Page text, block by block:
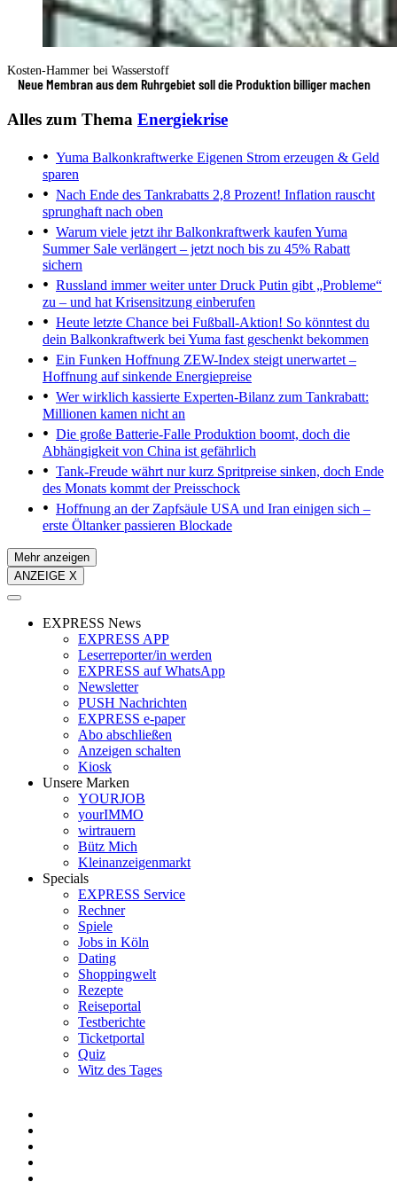
Kosten-Hammer bei Wasserstoff
Neue Membran aus dem Ruhrgebiet soll die Produktion billiger machen
Alles zum Thema Energiekrise
Yuma Balkonkraftwerke Eigenen Strom erzeugen & Geld
sparen
Nach Ende des Tankrabatts 2,8 Prozent! Inflation rauscht
sprunghaft nach oben
Warum viele jetzt ihr Balkonkraftwerk kaufen Yuma
Summer Sale verlängert – jetzt noch bis zu 45% Rabatt
sichern
Russland immer weiter unter Druck Putin gibt „Probleme“
zu – und hat Krisensitzung einberufen
Heute letzte Chance bei Fußball-Aktion! So könntest du
dein Balkonkraftwerk bei Yuma fast geschenkt bekommen
Ein Funken Hoffnung ZEW-Index steigt unerwartet –
Hoffnung auf sinkende Energiepreise
Wer wirklich kassierte Experten-Bilanz zum Tankrabatt:
Millionen kamen nicht an
Die große Batterie-Falle Produktion boomt, doch die
Abhängigkeit von China ist gefährlich
Tank-Freude währt nur kurz Spritpreise sinken, doch Ende
des Monats kommt der Preisschock
Hoffnung an der Zapfsäule USA und Iran einigen sich –
erste Öltanker passieren Blockade
Mehr anzeigen
ANZEIGE X
EXPRESS News
EXPRESS APP
Leserreporter/in werden
EXPRESS auf WhatsApp
Newsletter
PUSH Nachrichten
EXPRESS e-paper
Abo abschließen
Anzeigen schalten
Kiosk
Unsere Marken
YOURJOB
yourIMMO
wirtrauern
Bütz Mich
Kleinanzeigenmarkt
Specials
EXPRESS Service
Rechner
Spiele
Jobs in Köln
Dating
Shoppingwelt
Rezepte
Reiseportal
Testberichte
Ticketportal
Quiz
Witz des Tages